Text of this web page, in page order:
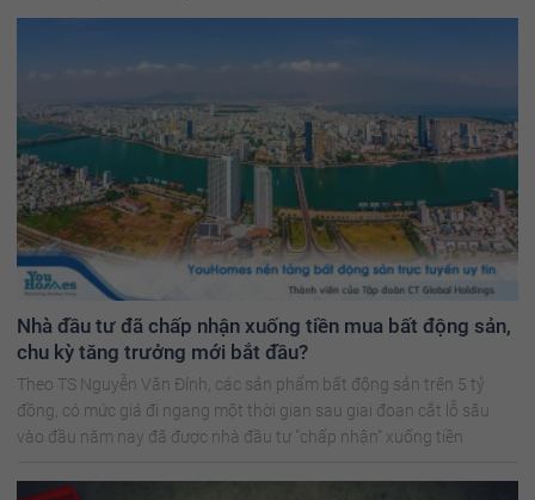
Nhà đầu tư đã chấp nhận xuống tiền mua bất động sản,
chu kỳ tăng trưởng mới bắt đầu?
Theo TS Nguyễn Văn Đính, các sản phẩm bất động sản trên 5 tỷ
đồng, có mức giá đi ngang một thời gian sau giai đoạn cắt lỗ sâu
vào đầu năm nay đã được nhà đầu tư "chấp nhận" xuống tiền